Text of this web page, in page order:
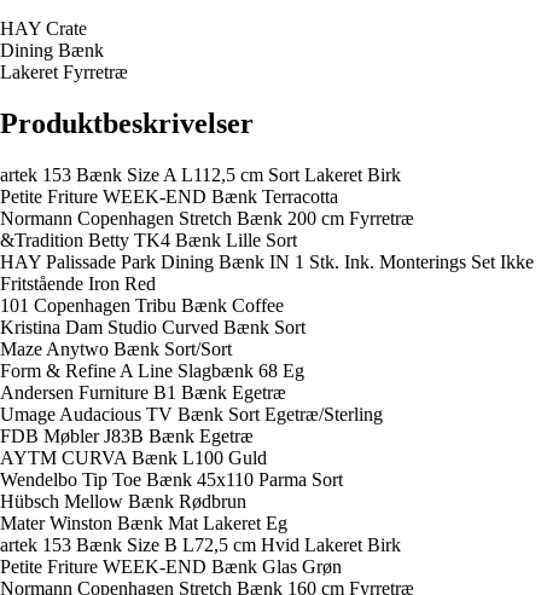
HAY Crate
Dining Bænk
Lakeret Fyrretræ
Produktbeskrivelser
artek 153 Bænk Size A L112,5 cm Sort Lakeret Birk
Petite Friture WEEK-END Bænk Terracotta
Normann Copenhagen Stretch Bænk 200 cm Fyrretræ
&Tradition Betty TK4 Bænk Lille Sort
HAY Palissade Park Dining Bænk IN 1 Stk. Ink. Monterings Set Ikke
Fritstående Iron Red
101 Copenhagen Tribu Bænk Coffee
Kristina Dam Studio Curved Bænk Sort
Maze Anytwo Bænk Sort/Sort
Form & Refine A Line Slagbænk 68 Eg
Andersen Furniture B1 Bænk Egetræ
Umage Audacious TV Bænk Sort Egetræ/Sterling
FDB Møbler J83B Bænk Egetræ
AYTM CURVA Bænk L100 Guld
Wendelbo Tip Toe Bænk 45x110 Parma Sort
Hübsch Mellow Bænk Rødbrun
Mater Winston Bænk Mat Lakeret Eg
artek 153 Bænk Size B L72,5 cm Hvid Lakeret Birk
Petite Friture WEEK-END Bænk Glas Grøn
Normann Copenhagen Stretch Bænk 160 cm Fyrretræ